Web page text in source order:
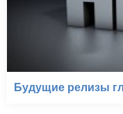
Будущие релизы